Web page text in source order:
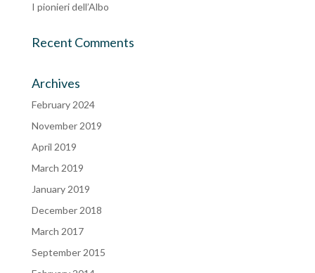
I pionieri dell’Albo
Recent Comments
Archives
February 2024
November 2019
April 2019
March 2019
January 2019
December 2018
March 2017
September 2015